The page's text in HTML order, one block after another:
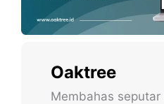
Oaktree
Membahas seputar